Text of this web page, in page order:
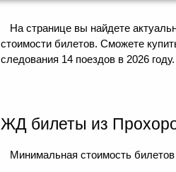
На странице вы найдете
стоимости билетов. Сможете
следования 14 поездов в 2026 году.
ЖД билеты из
Минимальная стоимость